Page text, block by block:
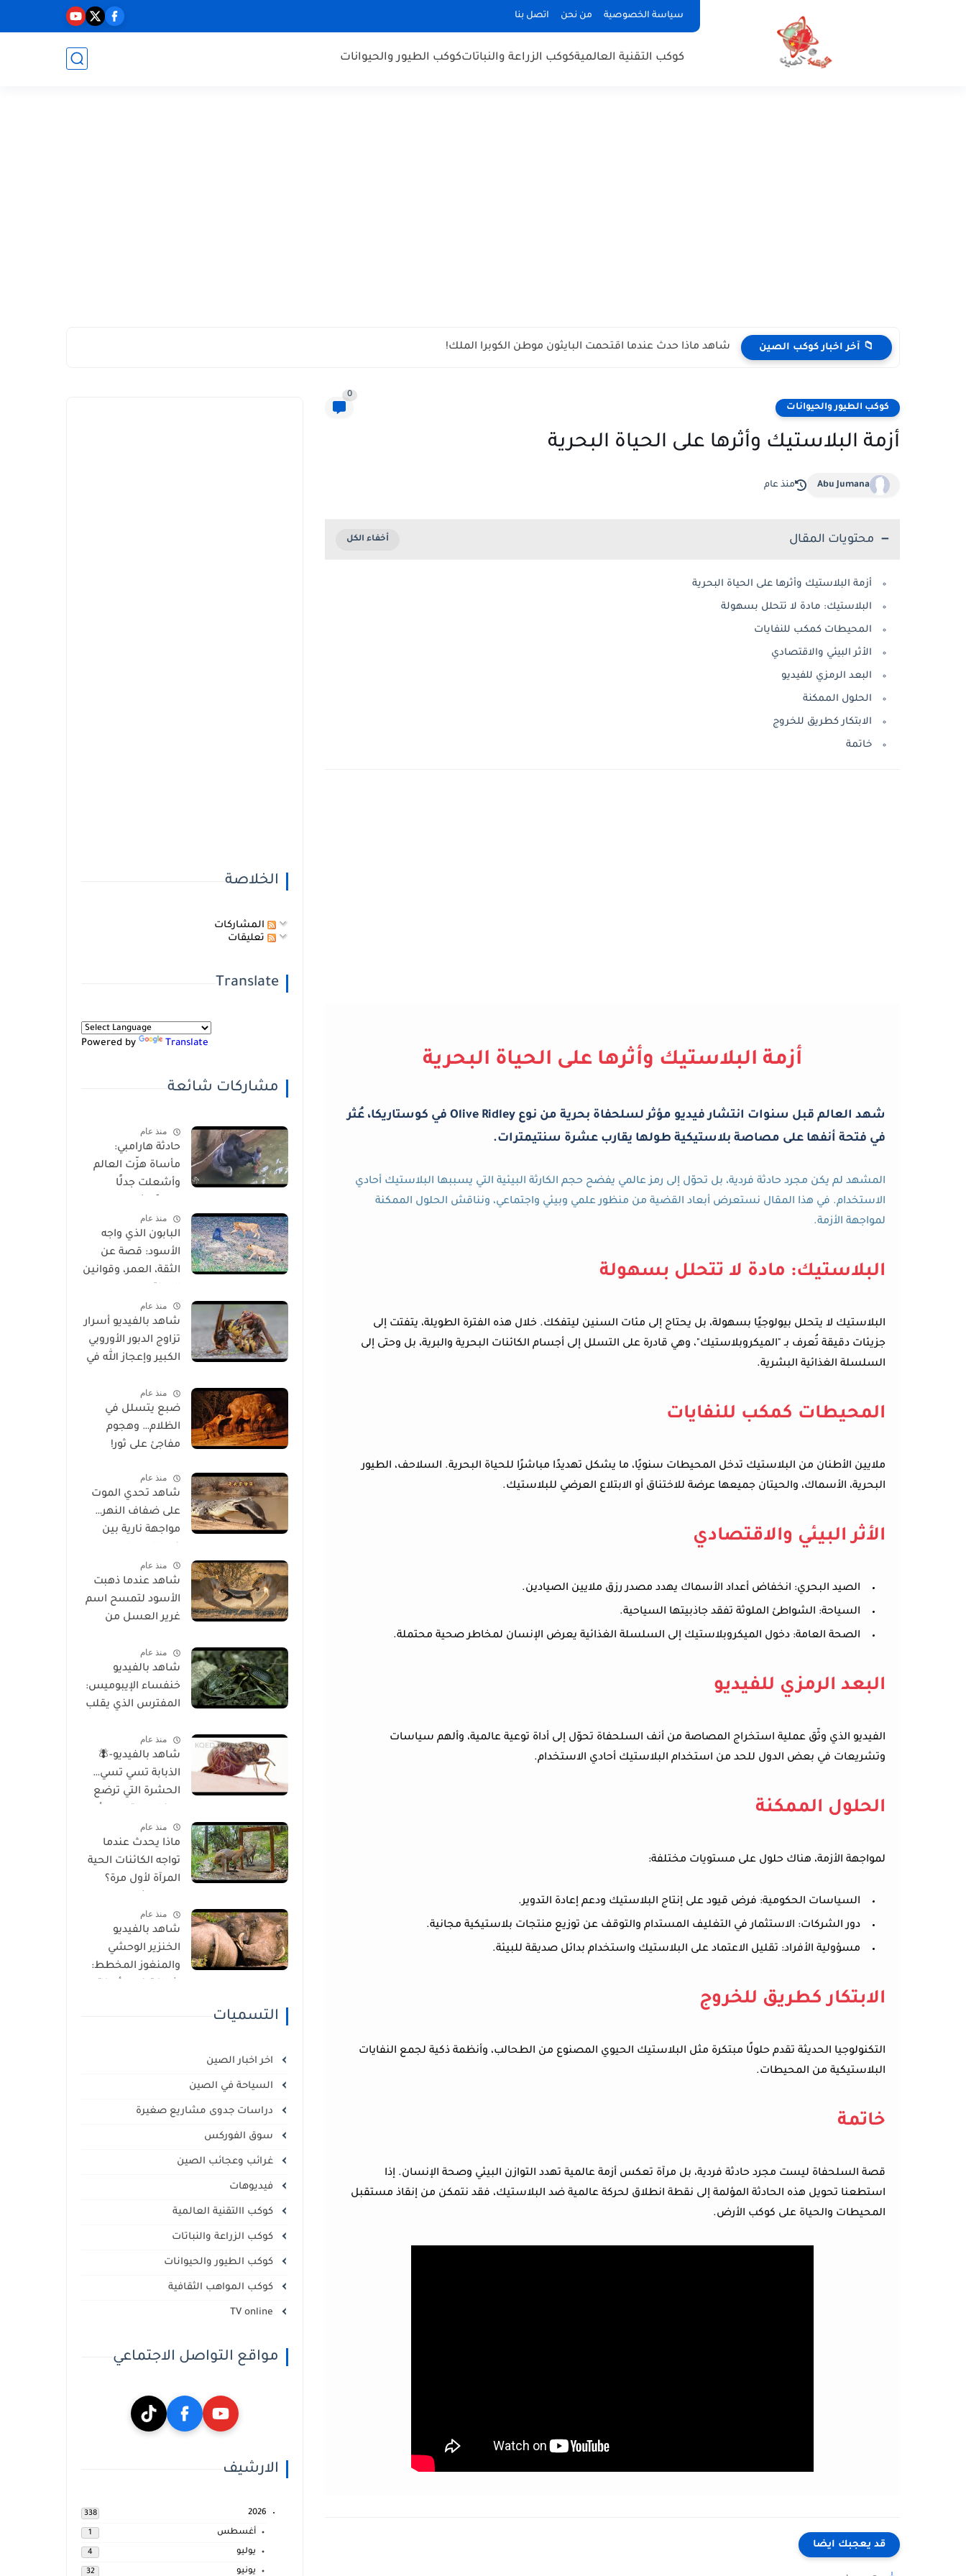
سياسة الخصوصية من نحن اتصل بنا
كوكب التقنية العالميةكوكب الزراعة والنباتاتكوكب الطيور والحيوانات
📁 آخر اخبار كوكب الصين شاهد ماذا حدث عندما اقتحمت البايثون موطن الكوبرا الملك!
كوكب الطيور والحيوانات
0
أزمة البلاستيك وأثرها على الحياة البحرية
Abu Jumana منذ عام
محتويات المقال
أزمة البلاستيك وأثرها على الحياة البحرية
البلاستيك: مادة لا تتحلل بسهولة
المحيطات كمكب للنفايات
الأثر البيئي والاقتصادي
البعد الرمزي للفيديو
الحلول الممكنة
الابتكار كطريق للخروج
خاتمة
أزمة البلاستيك وأثرها على الحياة البحرية
شهد العالم قبل سنوات انتشار فيديو مؤثر لسلحفاة بحرية من نوع Olive Ridley في كوستاريكا، عُثر
في فتحة أنفها على مصاصة بلاستيكية طولها يقارب عشرة سنتيمترات.
المشهد لم يكن مجرد حادثة فردية، بل تحوّل إلى رمز عالمي يفضح حجم الكارثة البيئية التي يسببها البلاستيك أحادي
الاستخدام. في هذا المقال نستعرض أبعاد القضية من منظور علمي وبيئي واجتماعي، ونناقش الحلول الممكنة
لمواجهة الأزمة.
البلاستيك: مادة لا تتحلل بسهولة
البلاستيك لا يتحلل بيولوجيًا بسهولة، بل يحتاج إلى مئات السنين ليتفكك. خلال هذه الفترة الطويلة، يتفتت إلى
جزيئات دقيقة تُعرف بـ "الميكروبلاستيك"، وهي قادرة على التسلل إلى أجسام الكائنات البحرية والبرية، بل وحتى إلى
السلسلة الغذائية البشرية.
المحيطات كمكب للنفايات
ملايين الأطنان من البلاستيك تدخل المحيطات سنويًا، ما يشكل تهديدًا مباشرًا للحياة البحرية. السلاحف، الطيور
البحرية، الأسماك، والحيتان جميعها عرضة للاختناق أو الابتلاع العرضي للبلاستيك.
الأثر البيئي والاقتصادي
الصيد البحري: انخفاض أعداد الأسماك يهدد مصدر رزق ملايين الصيادين.
السياحة: الشواطئ الملوثة تفقد جاذبيتها السياحية.
الصحة العامة: دخول الميكروبلاستيك إلى السلسلة الغذائية يعرض الإنسان لمخاطر صحية محتملة.
البعد الرمزي للفيديو
الفيديو الذي وثّق عملية استخراج المصاصة من أنف السلحفاة تحوّل إلى أداة توعية عالمية، وألهم سياسات
وتشريعات في بعض الدول للحد من استخدام البلاستيك أحادي الاستخدام.
الحلول الممكنة
لمواجهة الأزمة، هناك حلول على مستويات مختلفة:
السياسات الحكومية: فرض قيود على إنتاج البلاستيك ودعم إعادة التدوير.
دور الشركات: الاستثمار في التغليف المستدام والتوقف عن توزيع منتجات بلاستيكية مجانية.
مسؤولية الأفراد: تقليل الاعتماد على البلاستيك واستخدام بدائل صديقة للبيئة.
الابتكار كطريق للخروج
التكنولوجيا الحديثة تقدم حلولًا مبتكرة مثل البلاستيك الحيوي المصنوع من الطحالب، وأنظمة ذكية لجمع النفايات
البلاستيكية من المحيطات.
خاتمة
قصة السلحفاة ليست مجرد حادثة فردية، بل مرآة تعكس أزمة عالمية تهدد التوازن البيئي وصحة الإنسان. إذا
استطعنا تحويل هذه الحادثة المؤلمة إلى نقطة انطلاق لحركة عالمية ضد البلاستيك، فقد نتمكن من إنقاذ مستقبل
المحيطات والحياة على كوكب الأرض.
قد يعجبك ايضا
الخلاصة
المشاركات
تعليقات
Translate
Powered by Translate
مشاركات شائعة
منذ عام
حادثة هارامبي:
مأساة هزّت العالم
وأشعلت جدلًا
بالفيديو
منذ عام
البابون الذي واجه
الأسود: قصة عن
الثقة، العمر، وقوانين
منذ عام
شاهد بالفيديو أسرار
تزاوج الدبور الأوروبي
الكبير وإعجاز الله في
منذ عام
ضبع يتسلل في
الظلام… وهجوم
مفاجئ على ثور!
منذ عام
شاهد تحدي الموت
على ضفاف النهر…
مواجهة نارية بين
وتمساح شرس
منذ عام
شاهد عندما ذهبت
الأسود لتمسح اسم
غرير العسل من
منذ عام
شاهد بالفيديو
خنفساء الإيبوميس:
المفترس الذي يقلب
منذ عام
شاهد بالفيديو-🪰
الذبابة تسي تسي…
الحشرة التي ترضع
أخطر الأمراض في
إفريقيا!
منذ عام
ماذا يحدث عندما
تواجه الكائنات الحية
المرآة لأول مرة؟
للسلوك والوعي
الذاتي
منذ عام
شاهد بالفيديو
الخنزير الوحشي
والمنغوز المخطط:
التسميات
اخر اخبار الصين
السياحة في الصين
دراسات جدوى مشاريع صغيرة
سوق الفوركس
غرائب وعجائب الصين
فيديوهات
كوكب االتقنية العالمية
كوكب الزراعة والنباتات
كوكب الطيور والحيوانات
كوكب المواهب الثقافية
مواقع التواصل الاجتماعي
الارشيف
2026
338
أغسطس 1
يوليو 4
يونيو 32